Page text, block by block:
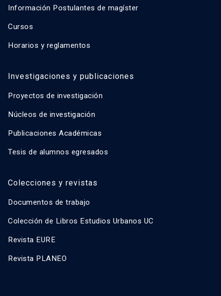
Información Postulantes de magíster
Cursos
Horarios y reglamentos
Investigaciones y publicaciones
Proyectos de investigación
Núcleos de investigación
Publicaciones Académicas
Tesis de alumnos egresados
Colecciones y revistas
Documentos de trabajo
Colección de Libros Estudios Urbanos UC
Revista EURE
Revista PLANEO